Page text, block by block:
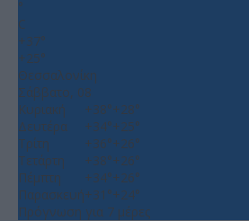
°
C
+37°
+25°
Θεσσαλονίκη
Σάββατο, 08
Κυριακή
+38°+28°
Δευτέρα
+34°+25°
Τρίτη
+36°+26°
Τετάρτη
+38°+26°
Πέμπτη
+34°+26°
Παρασκευή+31°+24°
Πρόγνωση για 7 μέρες